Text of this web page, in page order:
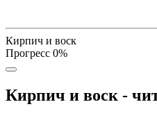
Кирпич и воск
Прогресс 0%
Кирпич и воск -